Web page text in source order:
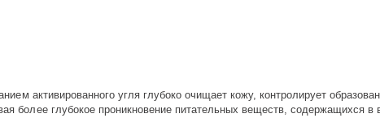
активированного угля глубоко очищает кожу, контролирует
более глубокое проникновение питательных веществ, содержащихся в